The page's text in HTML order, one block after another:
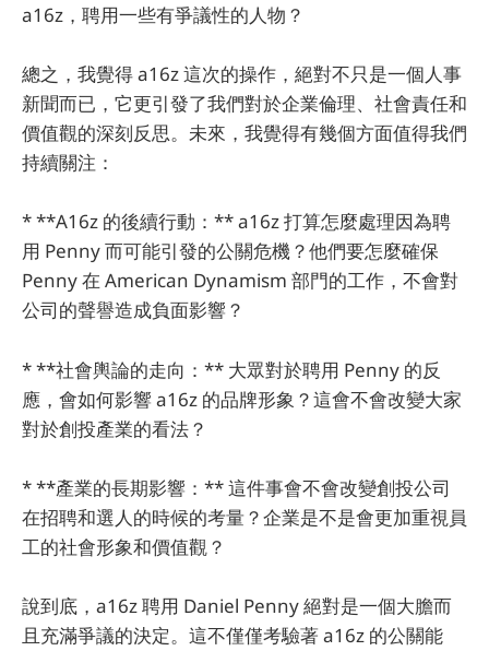
a16z，聘用一些有爭議性的人物？
總之，我覺得 a16z 這次的操作，絕對不只是一個人事
新聞而已，它更引發了我們對於企業倫理、社會責任和
價值觀的深刻反思。未來，我覺得有幾個方面值得我們
持續關注：
* **A16z 的後續行動：** a16z 打算怎麼處理因為聘
用 Penny 而可能引發的公關危機？他們要怎麼確保
Penny 在 American Dynamism 部門的工作，不會對
公司的聲譽造成負面影響？
* **社會輿論的走向：** 大眾對於聘用 Penny 的反
應，會如何影響 a16z 的品牌形象？這會不會改變大家
對於創投產業的看法？
* **產業的長期影響：** 這件事會不會改變創投公司
在招聘和選人的時候的考量？企業是不是會更加重視員
工的社會形象和價值觀？
說到底，a16z 聘用 Daniel Penny 絕對是一個大膽而
且充滿爭議的決定。這不僅僅考驗著 a16z 的公關能